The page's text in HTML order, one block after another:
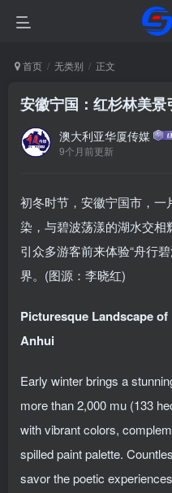
首页 无类别 正文
安徽宁国：红杉林美景
澳大利亚华厦传媒
9个月前更新
初冬时节，安徽宁国市，一
染，与碧波荡漾的湖水交相
引众多游客前来体验“舟行
界。(图源：李晓红)
Picturesque Landscape
Anhui
Early winter brings a
more than 2,000 mu (133
with vibrant colors,
spilled paint palette.
savor the poetic